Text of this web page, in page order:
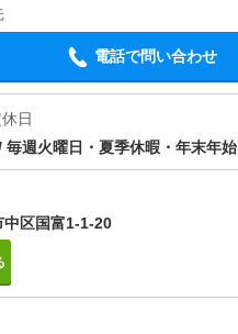
電話で問い合わせ
日
毎週火曜日・夏季休暇・年末年始
中区国富1-1-20